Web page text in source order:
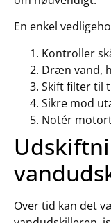
En enkel
Kontroller
Dræn vand,
Skift filter til
Sikre mod
Notér
Over tid kan det